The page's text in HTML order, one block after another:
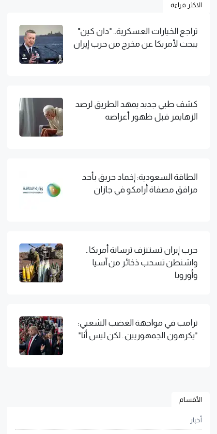
الاكثر قراءة
تراجع الخيارات العسكرية.. "دان كين"
يبحث لأمريكا عن مخرج من حرب إيران
كشف طبي جديد يمهد الطريق لرصد
الزهايمر قبل ظهور أعراضه
الطاقة السعودية: إخماد حريق بأحد
مرافق مصفاة أرامكو في جازان
حرب إيران تستنزف ترسانة أمريكا..
واشنطن تسحب ذخائر من آسيا
وأوروبا
ترامب في مواجهة الغضب الشعبي:
"يكرهون الجمهوريين.. لكن ليس أنا"
الأقسام
أخبار